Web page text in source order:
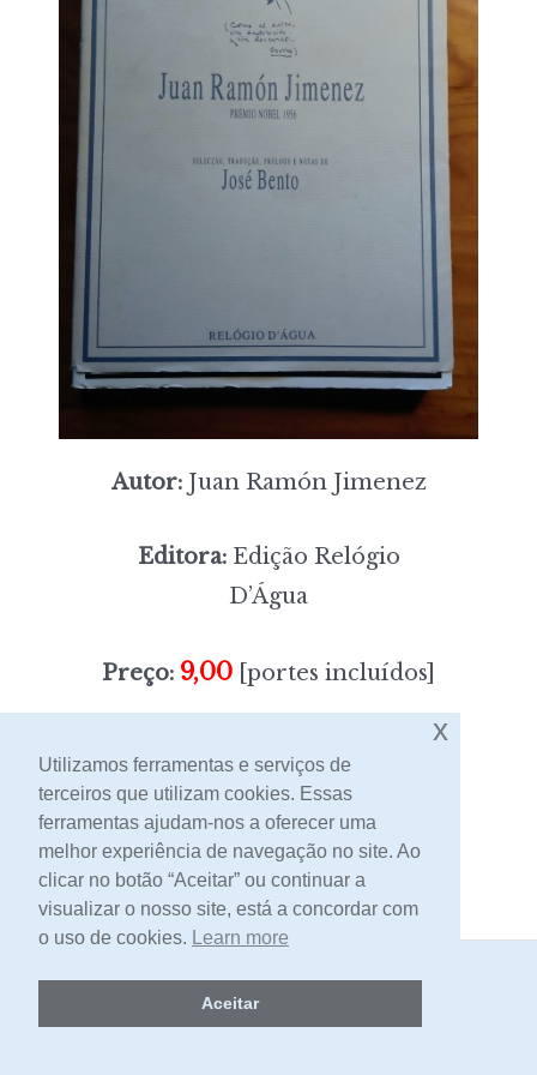
Autor:Juan Ramón Jimenez
Editora:Edição Relógio
D’Água
Preço: 9,00 [portes incluídos]
Sem stock
Contacto
2026 -Livraria Egrégora
Utilizamos ferramentas e serviços de
terceiros que utilizam cookies. Essas
ferramentas ajudam-nos a oferecer uma
melhor experiência de navegação no site. Ao
clicar no botão “Aceitar” ou continuar a
visualizar o nosso site, está a concordar com
o uso de cookies. Learn more
Aceitar
x